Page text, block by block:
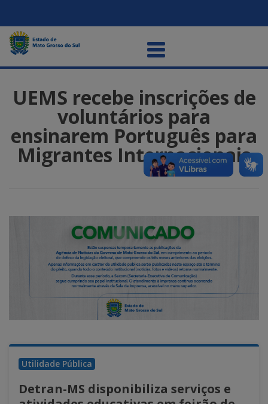
UEMS recebe inscrições de
voluntários para
ensinarem Português para
Migrantes Internacionais
Utilidade Pública
Detran-MS disponibiliza serviços e